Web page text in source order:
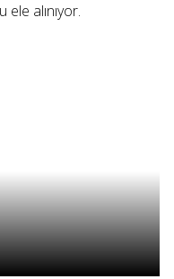
alınıyor.